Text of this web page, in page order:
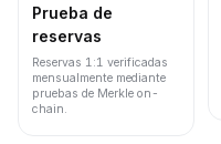
Prueba de
reservas
Reservas 1:1 verificadas
mensualmente mediante
pruebas de Merkle on-
chain.